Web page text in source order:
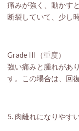
痛みが強く、動かす
断裂していて、少し
Grade III（重度）
強い痛みと腫れがあ
す。この場合は、回
5. 肉離れになりやす